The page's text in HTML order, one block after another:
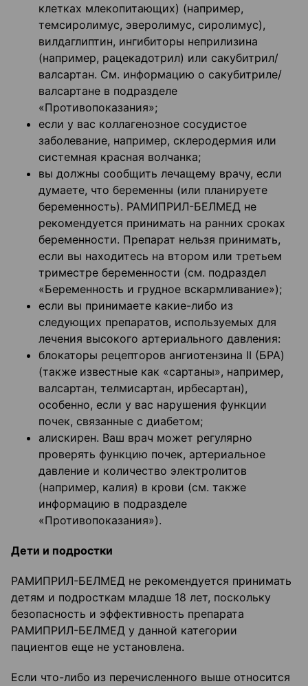
клетках млекопитающих) (например,
темсиролимус, эверолимус, сиролимус),
вилдаглиптин, ингибиторы неприлизина
(например, рацекадотрил) или сакубитрил/
валсартан. См. информацию о сакубитриле/
валсартане в подразделе
«Противопоказания»;
если у вас коллагенозное сосудистое
заболевание, например, склеродермия или
системная красная волчанка;
вы должны сообщить лечащему врачу, если
думаете, что беременны (или планируете
беременность). РАМИПРИЛ-БЕЛМЕД не
рекомендуется принимать на ранних сроках
беременности. Препарат нельзя принимать,
если вы находитесь на втором или третьем
триместре беременности (см. подраздел
«Беременность и грудное вскармливание»);
если вы принимаете какие-либо из
следующих препаратов, используемых для
лечения высокого артериального давления:
блокаторы рецепторов ангиотензина II (БРА)
(также известные как «сартаны», например,
валсартан, телмисартан, ирбесартан),
особенно, если у вас нарушения функции
почек, связанные с диабетом;
алискирен. Ваш врач может регулярно
проверять функцию почек, артериальное
давление и количество электролитов
(например, калия) в крови (см. также
информацию в подразделе
«Противопоказания»).
Дети и подростки
РАМИПРИЛ-БЕЛМЕД не рекомендуется принимать
детям и подросткам младше 18 лет, поскольку
безопасность и эффективность препарата
РАМИПРИЛ-БЕЛМЕД у данной категории
пациентов еще не установлена.
Если что-либо из перечисленного выше относится